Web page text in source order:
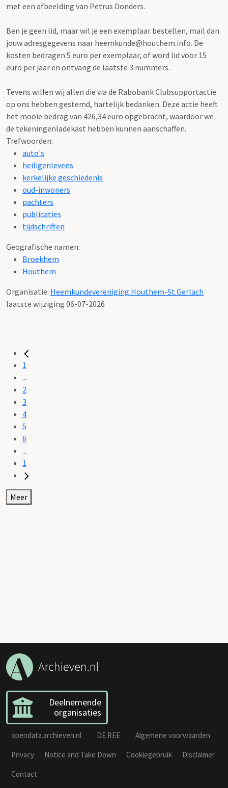
met een afbeelding van Petrus Donders.
Ben je geen lid, maar wil je een exemplaar bestellen, mail dan
jouw adresgegevens naar heemkunde@houthem.info. De
kosten bedragen 5 euro per exemplaar, of word lid voor 15
euro per jaar en ontvang de laatste 3 nummers.
Tevens willen wij allen die via de Rabobank Clubsupportactie
op ons hebben gestemd, hartelijk bedanken. Deze actie heeft
het mooie bedrag van 426,34 euro opgebracht, waardoor we
de tekeningenladekast hebben kunnen aanschaffen.
Trefwoorden:
auto's
heiligenlevens
kerkelijke geschiedenis
oud-inwoners
pachters
publicaties
tijdschriften
Geografische namen:
Broekhem
Houthem
Organisatie: Heemkundevereniging Houthem-St.Gerlach
laatste wijziging 06-07-2026
1
...
2
3
4
5
6
...
1
Meer
Deelnemende
organisaties
opendata.archieven.nl DE REE
Algemene voorwaarden
Privacy
Notice and Take Down Cookiegebruik
Disclaimer
Contact